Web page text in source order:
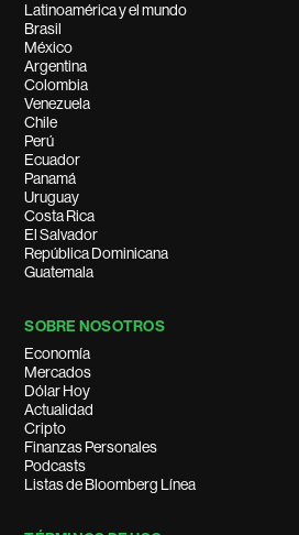
Latinoamérica y el mundo
Brasil
México
Argentina
Colombia
Venezuela
Chile
Perú
Ecuador
Panamá
Uruguay
Costa Rica
El Salvador
República Dominicana
Guatemala
SOBRE NOSOTROS
Economía
Mercados
Dólar Hoy
Actualidad
Cripto
Finanzas Personales
Podcasts
Listas de Bloomberg Línea